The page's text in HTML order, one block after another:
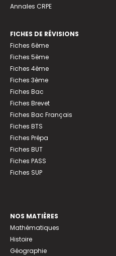
Annales CRPE
FICHES DE RÉVISIONS
Fiches 6ème
Fiches 5ème
Fiches 4ème
Fiches 3ème
Fiches Bac
Fiches Brevet
Fiches Bac Français
Fiches BTS
Fiches Prépa
Fiches BUT
Fiches PASS
Fiches SUP
NOS MATIÈRES
Mathématiques
Histoire
Géographie